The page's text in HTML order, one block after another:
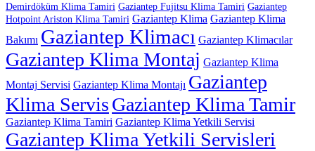
Demirdöküm Klima Tamiri Gaziantep Fujitsu Klima Tamiri Gaziantep
Hotpoint Ariston Klima Tamiri Gaziantep Klima Gaziantep Klima
Bakımı Gaziantep Klimacı Gaziantep Klimacılar
Gaziantep Klima Montaj Gaziantep Klima
Montaj Servisi Gaziantep Klima Montajı Gaziantep
Klima ServisGaziantep Klima Tamir
Gaziantep Klima Tamiri Gaziantep Klima Yetkili Servisi
Gaziantep Klima Yetkili Servisleri